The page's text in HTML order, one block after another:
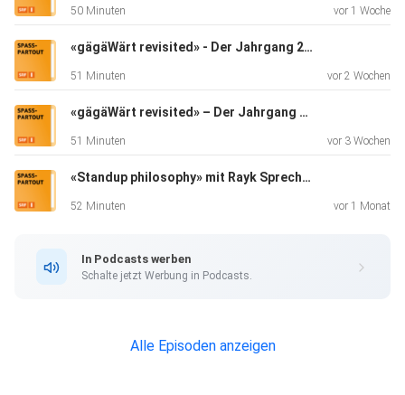
Moderation: Lea Schüpbach Technik: ALF-TV (Live-
Mitschnitt) und
SRF 2026 Dauer:
ca. 52' ____________________
50 Minuten vor 1 Woche
«gägäWärt revisited» - Der Jahrgang 2014
51 Minuten vor 2 Wochen
«gägäWärt revisited» – Der Jahrgang 2013
51 Minuten vor 3 Wochen
«Standup philosophy» mit Rayk Sprecher, Yves Bossart+Sven Ivanić
52 Minuten vor 1 Monat
In Podcasts werben
Schalte jetzt Werbung in Podcasts.
Alle Episoden anzeigen